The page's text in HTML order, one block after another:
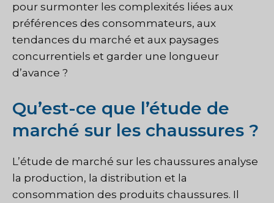
pour surmonter les complexités liées aux
préférences des consommateurs, aux
tendances du marché et aux paysages
concurrentiels et garder une longueur
d’avance ?
Qu’est-ce que l’étude de
marché sur les chaussures ?
L’étude de marché sur les chaussures analyse
la production, la distribution et la
consommation des produits chaussures. Il